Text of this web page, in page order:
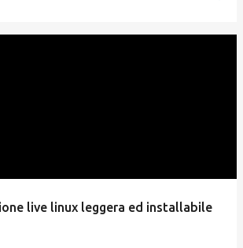
live linux leggera ed installabile